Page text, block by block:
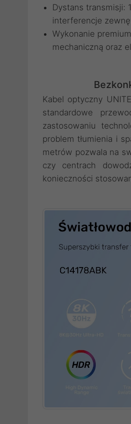
Dystans transmisji:
interferencje
Wykonanie
mechaniczną oraz
Kabel optyczny
standardowe
zastosowaniu
problem tłumienia i
metrów pozwala na
czy centrach
konieczności